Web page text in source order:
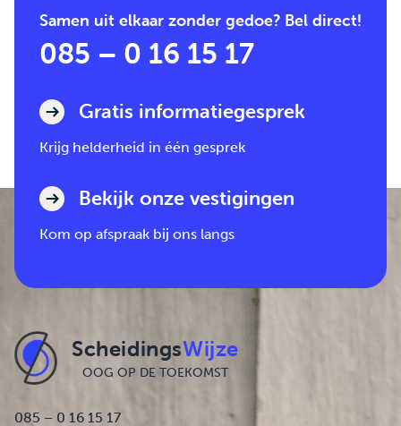
Samen uit elkaar zonder gedoe? Bel direct!
085 – 0 16 15 17
Gratis informatiegesprek
Krijg helderheid in één gesprek
Bekijk onze vestigingen
Kom op afspraak bij ons langs
ScheidingsWijze
OOG OP DE TOEKOMST
085 – 0 16 15 17